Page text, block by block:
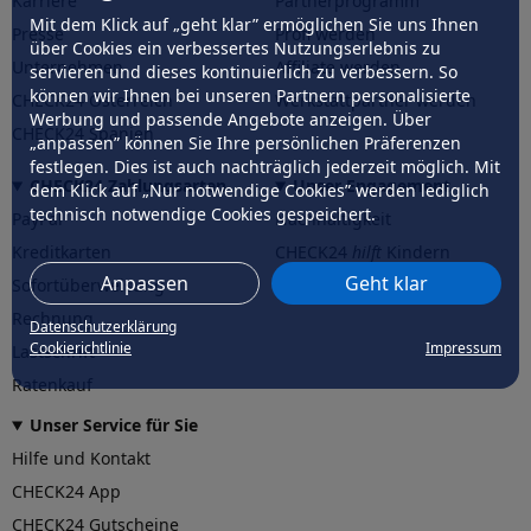
Mit dem Klick auf „geht klar” ermöglichen Sie uns Ihnen
über Cookies ein verbessertes Nutzungserlebnis zu
servieren und dieses kontinuierlich zu verbessern. So
können wir Ihnen bei unseren Partnern personalisierte
Werbung und passende Angebote anzeigen. Über
„anpassen” können Sie Ihre persönlichen Präferenzen
festlegen. Dies ist auch nachträglich jederzeit möglich. Mit
dem Klick auf „Nur notwendige Cookies” werden lediglich
technisch notwendige Cookies gespeichert.
Anpassen Geht klar
Datenschutzerklärung
Cookierichtlinie
Impressum
Presse
Unternehmen
CHECK24 Österreich
CHECK24 Spanien
Profi werden
Affiliate werden
Werkstattpartner werden
CHECK24 Zahlungsarten
PayPal
Sofortüberweisung
Rechnung
Lastschrift
Ratenkauf
Unser Engagement
Nachhaltigkeit
CHECK24hilftder Natur
Unser Service für Sie
Hilfe und Kontakt
CHECK24 App
CHECK24 Gutscheine